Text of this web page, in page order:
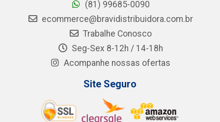
(81) 99685-0090
ecommerce@bravidistribuidora.com.br
Trabalhe Conosco
Seg-Sex 8-12h / 14-18h
Acompanhe nossas ofertas
Site Seguro